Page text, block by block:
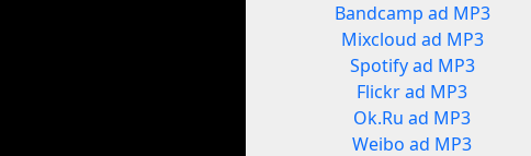
Bandcamp ad MP3
Mixcloud ad MP3
Spotify ad MP3
Flickr ad MP3
Ok.Ru ad MP3
Weibo ad MP3